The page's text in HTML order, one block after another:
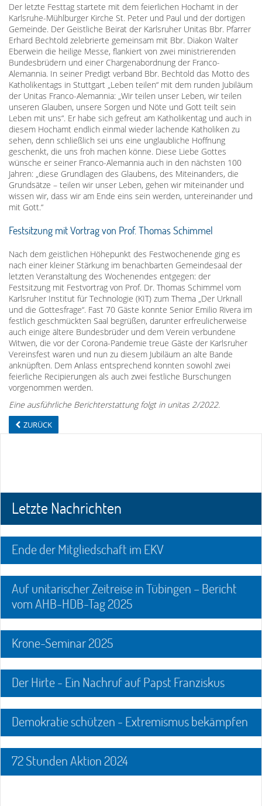
Der letzte Festtag startete mit dem feierlichen Hochamt in der
Karlsruhe-Mühlburger Kirche St. Peter und Paul und der dortigen
Gemeinde. Der Geistliche Beirat der Karlsruher Unitas Bbr. Pfarrer
Erhard Bechtold zelebrierte gemeinsam mit Bbr. Diakon Walter
Eberwein die heilige Messe, flankiert von zwei ministrierenden
Bundesbrüdern und einer Chargenabordnung der Franco-
Alemannia. In seiner Predigt verband Bbr. Bechtold das Motto des
Katholikentags in Stuttgart „Leben teilen“ mit dem runden Jubiläum
der Unitas Franco-Alemannia: „Wir teilen unser Leben, wir teilen
unseren Glauben, unsere Sorgen und Nöte und Gott teilt sein
Leben mit uns“. Er habe sich gefreut am Katholikentag und auch in
diesem Hochamt endlich einmal wieder lachende Katholiken zu
sehen, denn schließlich sei uns eine unglaubliche Hoffnung
geschenkt, die uns froh machen könne. Diese Liebe Gottes
wünsche er seiner Franco-Alemannia auch in den nächsten 100
Jahren: „diese Grundlagen des Glaubens, des Miteinanders, die
Grundsätze – teilen wir unser Leben, gehen wir miteinander und
wissen wir, dass wir am Ende eins sein werden, untereinander und
mit Gott.“
Festsitzung mit Vortrag von Prof. Thomas Schimmel
Nach dem geistlichen Höhepunkt des Festwochenende ging es
nach einer kleiner Stärkung im benachbarten Gemeindesaal der
letzten Veranstaltung des Wochenendes entgegen: der
Festsitzung mit Festvortrag von Prof. Dr. Thomas Schimmel vom
Karlsruher Institut für Technologie (KIT) zum Thema „Der Urknall
und die Gottesfrage“. Fast 70 Gäste konnte Senior Emilio Rivera im
festlich geschmückten Saal begrüßen, darunter erfreulicherweise
auch einige ältere Bundesbrüder und dem Verein verbundene
Witwen, die vor der Corona-Pandemie treue Gäste der Karlsruher
Vereinsfest waren und nun zu diesem Jubiläum an alte Bande
anknüpften. Dem Anlass entsprechend konnten sowohl zwei
feierliche Recipierungen als auch zwei festliche Burschungen
vorgenommen werden.
Eine ausführliche Berichterstattung folgt in unitas 2/2022.
ZURÜCK
Letzte Nachrichten
Ende der Mitgliedschaft im EKV
Auf unitarischer Zeitreise in Tübingen – Bericht
vom AHB-HDB-Tag 2025
Krone-Seminar 2025
Der Hirte - Ein Nachruf auf Papst Franziskus
Demokratie schützen - Extremismus bekämpfen
72 Stunden Aktion 2024